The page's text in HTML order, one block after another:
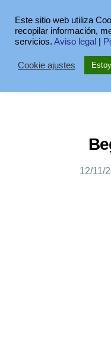
12/11/
Este sitio web utiliza
recopilar información,
servicios. Aviso legal
Cookie ajustes